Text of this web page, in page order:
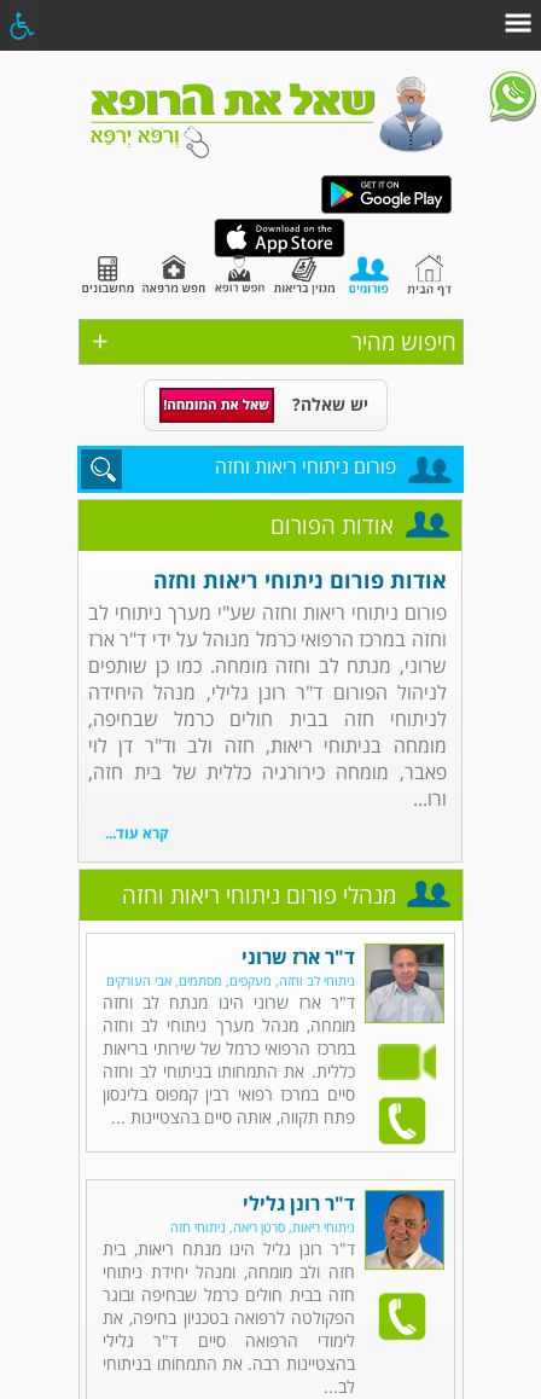
+ חיפוש מהיר
יש שאלה?
פורום ניתוחי ריאות וחזה
אודות הפורום
אודות פורום ניתוחי ריאות וחזה
פורום ניתוחי ריאות וחזה שע"י מערך ניתוחי לב
וחזה במרכז הרפואי כרמל מנוהל על ידי ד"ר ארז
שרוני, מנתח לב וחזה מומחה. כמו כן שותפים
לניהול הפורום ד"ר רונן גלילי, מנהל היחידה
לניתוחי חזה בבית חולים כרמל שבחיפה,
מומחה בניתוחי ריאות, חזה ולב וד"ר דן לוי
פאבר, מומחה כירורגיה כללית של בית חזה,
ורו...
קרא עוד...
מנהלי פורום ניתוחי ריאות וחזה
ד"ר ארז שרוני
ניתוחי לב וחזה, מעקפים, מסתמים, אבי העורקים
ד"ר ארז שרוני הינו מנתח לב וחזה
מומחה, מנהל מערך ניתוחי לב וחזה
במרכז הרפואי כרמל של שירותי בריאות
כללית. את התמחותו בניתוחי לב וחזה
סיים במרכז רפואי רבין קמפוס בלינסון
פתח תקווה, אותה סיים בהצטיינות ...
ד"ר רונן גלילי
ניתוחי ריאות, סרטן ריאה, ניתוחי חזה
ד"ר רונן גליל הינו מנתח ריאות, בית
חזה ולב מומחה, ומנהל יחידת ניתוחי
חזה בבית חולים כרמל שבחיפה ובוגר
הפקולטה לרפואה בטכניון בחיפה, את
לימודי הרפואה סיים ד"ר גלילי
בהצטיינות רבה. את התמחותו בניתוחי
לב...